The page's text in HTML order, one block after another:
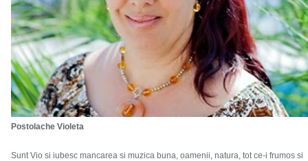
Postolache Violeta
Sunt Vio si iubesc mancarea si muzica buna, oamenii, natura, tot ce-i frumos si